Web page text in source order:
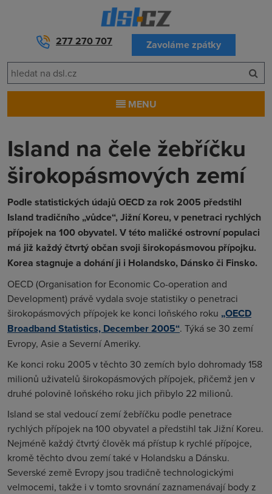
277 270 707 Zavoláme zpátky
MENU
Island na čele žebříčku
širokopásmových zemí
Podle statistických údajů OECD za rok 2005 předstihl
Island tradičního „vůdce“, Jižní Koreu, v penetraci rychlých
přípojek na 100 obyvatel. V této maličké ostrovní populaci
má již každý čtvrtý občan svoji širokopásmovou přípojku.
Korea stagnuje a dohání ji i Holandsko, Dánsko či Finsko.
OECD (Organisation for Economic Co-operation and
Development) právě vydala svoje statistiky o penetraci
širokopásmových přípojek ke konci loňského roku „OECD
Broadband Statistics, December 2005“. Týká se 30 zemí
Evropy, Asie a Severní Ameriky.
Ke konci roku 2005 v těchto 30 zemích bylo dohromady 158
milionů uživatelů širokopásmových přípojek, přičemž jen v
druhé polovině loňského roku jich přibylo 22 milionů.
Island se stal vedoucí zemí žebříčku podle penetrace
rychlých přípojek na 100 obyvatel a předstihl tak Jižní Koreu.
Nejméně každý čtvrtý člověk má přístup k rychlé přípojce,
kromě těchto dvou zemí také v Holandsku a Dánsku.
Severské země Evropy jsou tradičně technologickými
velmocemi, takže i v tomto srovnání zaznamenávají body z